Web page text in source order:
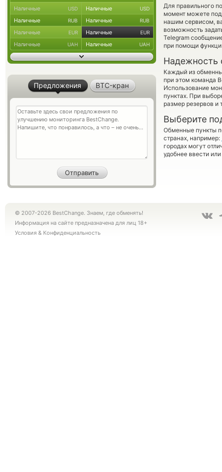
Для правильного
момент можете
нашим сервисом,
возможность
Telegram
при помощи
Надежность
Каждый из
при этом команда
Использование
пунктах. При
размер резервов и
Выберите
Обменные пункты
странах, например:
городах могут
удобнее ввести
Наличные USD Наличные USD
Наличные RUB Наличные RUB
Наличные EUR Наличные EUR
Наличные UAH Наличные UAH
Предложения BTC-кран
© 2007-2026 BestChange. Знаем, где обменять!
Информация на сайте предназначена для лиц 18+
Условия & Конфиденциальность